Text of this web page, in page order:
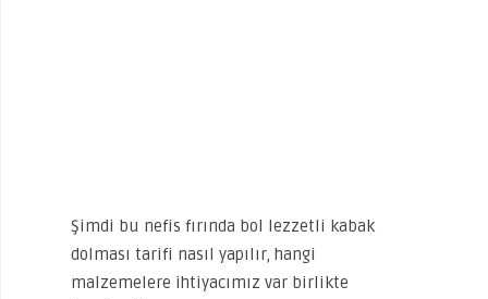
Şimdi bu nefis fırında bol lezzetli kabak
dolması tarifi nasıl yapılır, hangi
malzemelere ihtiyacımız var birlikte